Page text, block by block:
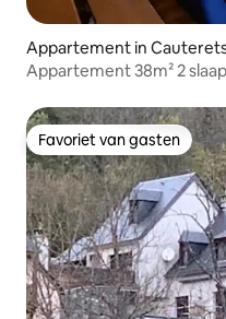
Appartement in
Appartement 38m² 2
Favoriet van gasten
Favoriet van gasten